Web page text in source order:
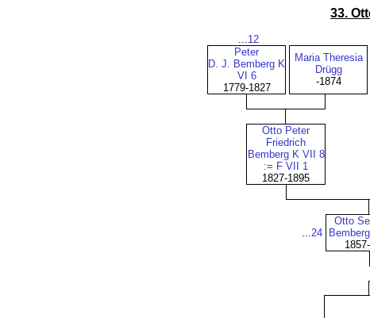
33.
...12
Peter
D. J. Bemberg K
VI 6
1779-1827
Maria Theresia
Drügg
-1874
Otto Peter
Friedrich
Bemberg K VII 8
:= F VII 1
1827-1895
...24
Otto